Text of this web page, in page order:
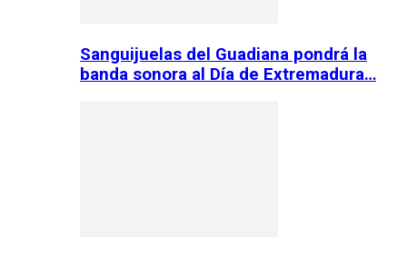
Sanguijuelas del Guadiana pondrá la
banda sonora al Día de Extremadura…